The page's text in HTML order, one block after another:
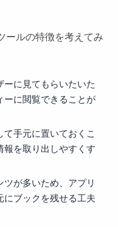
ールの特徴を考えてみ
に見てもらいたいた
ーに閲覧できることが
手元に置いておくこ
報を取り出しやすくす
が多いため、アプリ
にブックを残せる工夫